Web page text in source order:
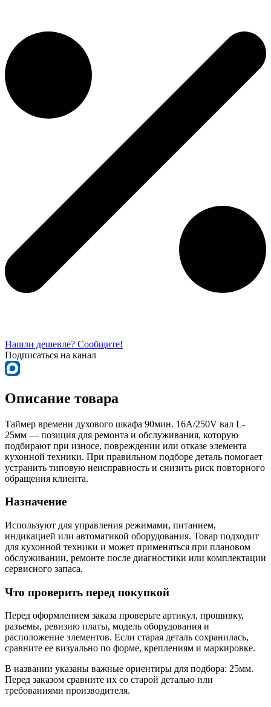
Нашли дешевле? Сообщите!
Подписаться на канал
Описание товара
Таймер времени духового шкафа 90мин. 16A/250V вал L-
25мм — позиция для ремонта и обслуживания, которую
подбирают при износе, повреждении или отказе элемента
кухонной техники. При правильном подборе деталь помогает
устранить типовую неисправность и снизить риск повторного
обращения клиента.
Назначение
Используют для управления режимами, питанием,
индикацией или автоматикой оборудования. Товар подходит
для кухонной техники и может применяться при плановом
обслуживании, ремонте после диагностики или комплектации
сервисного запаса.
Что проверить перед покупкой
Перед оформлением заказа проверьте артикул, прошивку,
разъемы, ревизию платы, модель оборудования и
расположение элементов. Если старая деталь сохранилась,
сравните ее визуально по форме, креплениям и маркировке.
В названии указаны важные ориентиры для подбора: 25мм.
Перед заказом сравните их со старой деталью или
требованиями производителя.